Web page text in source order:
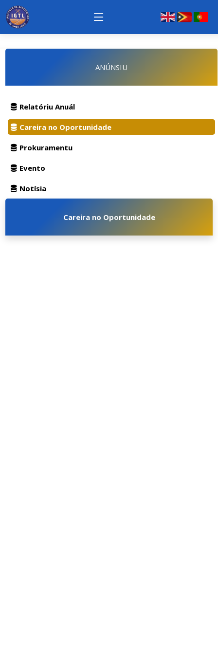
ANÚNSIU
Relatóriu Anuál
Careira no Oportunidade
Prokuramentu
Evento
Notísia
Careira no Oportunidade